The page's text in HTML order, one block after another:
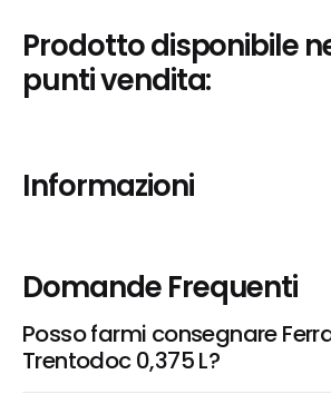
Prodotto disponibile
punti vendita:
Informazioni
Domande Frequenti
Posso farmi consegnare
Trentodoc 0,375 L?